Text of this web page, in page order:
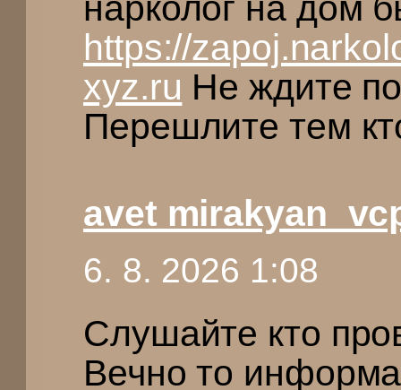
https://
xyz.ru Не ждите
Перешлите тем
avet
6. 8. 2026 1:08
Слушайте кто
Вечно то